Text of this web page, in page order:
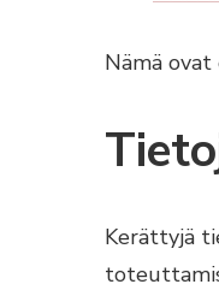
Nämä
Kerättyjä